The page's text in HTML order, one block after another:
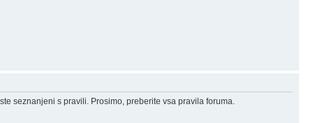
seznanjeni s pravili. Prosimo, preberite vsa pravila foruma.